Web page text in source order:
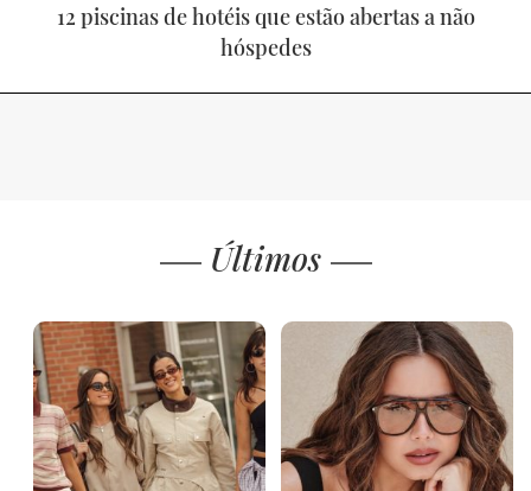
12 piscinas de hotéis que estão abertas a não
hóspedes
Últimos